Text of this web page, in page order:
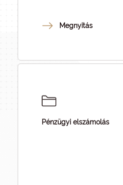
Megnyitás
Pénzügyi elszámolás